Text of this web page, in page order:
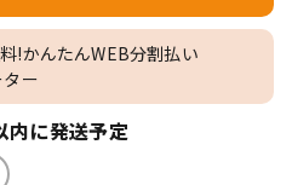
!かんたんWEB分割払い
ター
内に発送予定